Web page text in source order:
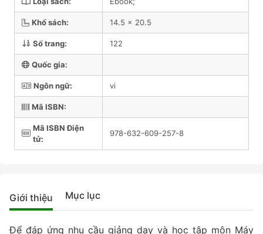
Khổ sách: 14.5 x 20.5
Số trang: 122
Quốc gia:
Ngôn ngữ: vi
Mã ISBN:
Mã ISBN Điện
tử:
978-632-609-257-8
Giới thiệu Mục lục
Để đáp ứng nhu cầu giảng dạy và học tập môn Máy